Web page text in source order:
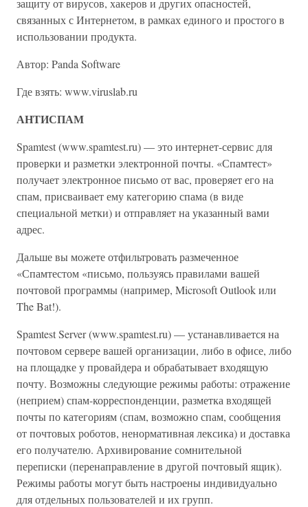
защиту от вирусов, хакеров и других опасностей,
связанных с Интернетом, в рамках единого и простого в
использовании продукта.
Автор: Panda Software
Где взять: www.viruslab.ru
АНТИСПАМ
Spamtest (www.spamtest.ru) — это интернет-сервис для
проверки и разметки электронной почты. «Спамтест»
получает электронное письмо от вас, проверяет его на
спам, присваивает ему категорию спама (в виде
специальной метки) и отправляет на указанный вами
адрес.
Дальше вы можете отфильтровать размеченное
«Спамтестом «письмо, пользуясь правилами вашей
почтовой программы (например, Microsoft Outlook или
The Bat!).
Spamtest Server (www.spamtest.ru) — устанавливается на
почтовом сервере вашей организации, либо в офисе, либо
на площадке у провайдера и обрабатывает входящую
почту. Возможны следующие режимы работы: отражение
(неприем) спам-корреспонденции, разметка входящей
почты по категориям (спам, возможно спам, сообщения
от почтовых роботов, ненормативная лексика) и доставка
его получателю. Архивирование сомнительной
переписки (перенаправление в другой почтовый ящик).
Режимы работы могут быть настроены индивидуально
для отдельных пользователей и их групп.